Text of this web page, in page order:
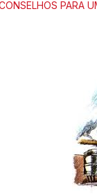
PARA